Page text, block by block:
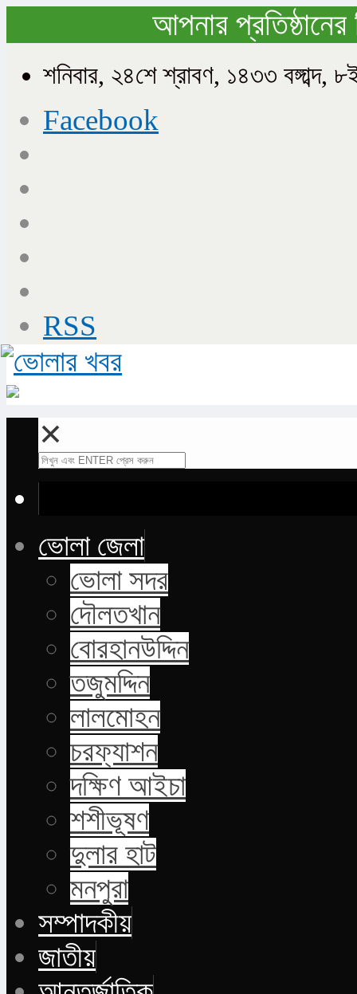
আপনার
শনিবার, ২৪শে শ্রাবণ, ১৪৩৩
Facebook
RSS
✕
ভোলা জেলা
ভোলা সদর
দৌলতখান
বোরহানউদ্দিন
তজুমদ্দিন
লালমোহন
চরফ্যাশন
দক্ষিণ আইচা
শশীভূষণ
দুলার হাট
মনপুরা
সম্পাদকীয়
জাতীয়